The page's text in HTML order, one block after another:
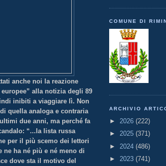
anche noi la reazione
alla notizia degli 89
inibiti a viaggiare lì. Non
quella analoga e contraria
due anni, ma perché fa
“...la lista russa
per il più scemo dei lettori
ha né più e né meno di
dove sta il motivo del
COMUNE DI
ARCHIVIO
► 2026 (222)
► 2025 (371)
► 2024 (486)
► 2023 (741)